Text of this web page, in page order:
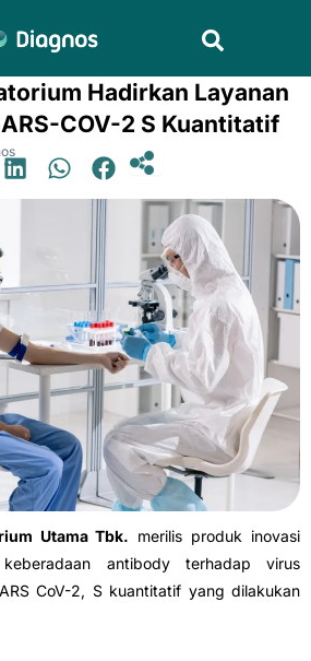
Hadirkan Layanan
COV-2 S Kuantitatif
.
Utama Tbk. merilis produk inovasi
keberadaan antibody terhadap virus
CoV-2, S kuantitatif yang dilakukan